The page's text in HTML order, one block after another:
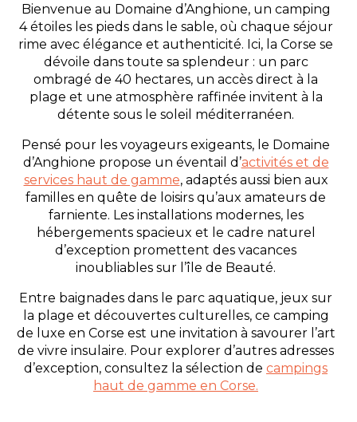
Bienvenue au Domaine d’Anghione, un camping
4 étoiles les pieds dans le sable, où chaque séjour
rime avec élégance et authenticité. Ici, la Corse se
dévoile dans toute sa splendeur : un parc
ombragé de 40 hectares, un accès direct à la
plage et une atmosphère raffinée invitent à la
détente sous le soleil méditerranéen.
Pensé pour les voyageurs exigeants, le Domaine
d’Anghione propose un éventail d’activités et de
services haut de gamme, adaptés aussi bien aux
familles en quête de loisirs qu’aux amateurs de
farniente. Les installations modernes, les
hébergements spacieux et le cadre naturel
d’exception promettent des vacances
inoubliables sur l’île de Beauté.
Entre baignades dans le parc aquatique, jeux sur
la plage et découvertes culturelles, ce camping
de luxe en Corse est une invitation à savourer l’art
de vivre insulaire. Pour explorer d’autres adresses
d’exception, consultez la sélection de campings
haut de gamme en Corse.